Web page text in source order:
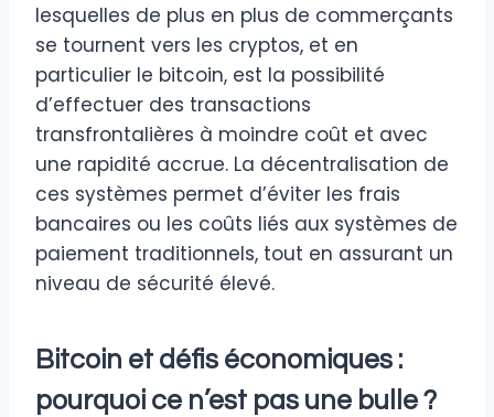
lesquelles de plus en plus de commerçants
se tournent vers les cryptos, et en
particulier le bitcoin, est la possibilité
d’effectuer des transactions
transfrontalières à moindre coût et avec
une rapidité accrue. La décentralisation de
ces systèmes permet d’éviter les frais
bancaires ou les coûts liés aux systèmes de
paiement traditionnels, tout en assurant un
niveau de sécurité élevé.
Bitcoin et défis économiques :
pourquoi ce n’est pas une bulle ?